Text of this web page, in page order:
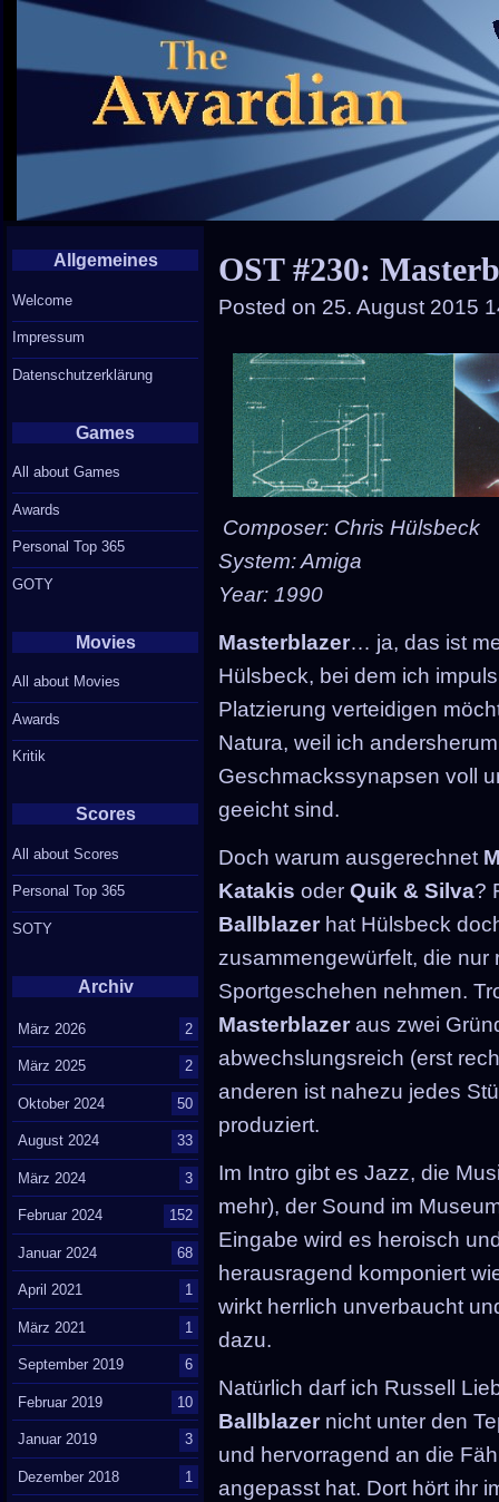
OST #230:
Posted on 25. August 2015
Composer: Chris Hülsbeck
System: Amiga
Year: 1990
Masterblazer… ja, das ist
Hülsbeck, bei dem ich
Platzierung verteidigen
Natura, weil ich
Geschmackssynapsen voll
geeicht sind.
Doch warum ausgerechnet
Katakis oderQuik & Silva?
Ballblazerhat Hülsbeck
zusammengewürfelt, die
Sportgeschehen nehmen.
Masterblazeraus zwei
abwechslungsreich (erst
anderen ist nahezu jedes
produziert.
Im Intro gibt es Jazz, die
mehr), der Sound im
Eingabe wird es heroisch
herausragend komponiert
wirkt herrlich unverbaucht
dazu.
Natürlich darf ich Russell
Ballblazernicht unter den
und hervorragend an die
angepasst hat. Dort hört ihr
Allgemeines
Welcome
Impressum
Datenschutzerklärung
Games
All about Games
Awards
Personal Top 365
GOTY
Movies
All about Movies
Awards
Kritik
Scores
All about Scores
Personal Top 365
SOTY
Archiv
März 2026 2
März 2025 2
Oktober 2024 50
August 2024 33
März 2024 3
Februar 2024 152
Januar 2024 68
April 2021 1
März 2021 1
September 2019 6
Februar 2019 10
Januar 2019 3
Dezember 2018 1